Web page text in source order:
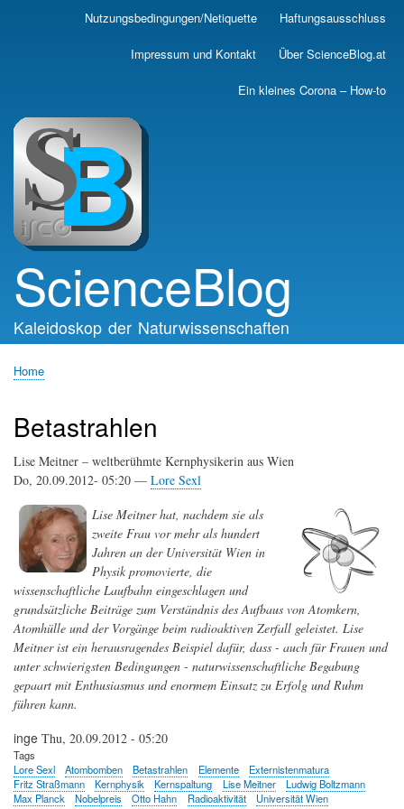
Skip
main
Nutzungsbedingungen/Netiquette Haftungsausschluss
Impressum und Kontakt Über ScienceBlog.at
Ein kleines Corona – How-to
ScienceBlog
Kaleidoskop der Naturwissenschaften
Home
Betastrahlen
Lise Meitner – weltberühmte Kernphysikerin aus Wien
Do, 20.09.2012- 05:20 — Lore Sexl
Lise Meitner hat, nachdem sie als
zweite Frau vor mehr als hundert
Jahren an der Universität Wien in
Physik promovierte, die
wissenschaftliche Laufbahn eingeschlagen und
grundsätzliche Beiträge zum Verständnis des Aufbaus von Atomkern,
Atomhülle und der Vorgänge beim radioaktiven Zerfall geleistet. Lise
Meitner ist ein herausragendes Beispiel dafür, dass - auch für Frauen und
unter schwierigsten Bedingungen - naturwissenschaftliche Begabung
gepaart mit Enthusiasmus und enormem Einsatz zu Erfolg und Ruhm
führen kann.
inge Thu, 20.09.2012 - 05:20
Tags
Lore Sexl
Atombomben Betastrahlen Elemente
Externistenmatura
Fritz Straßmann
Kernphysik Kernspaltung Lise Meitner
Ludwig Boltzmann
Max Planck
Nobelpreis Otto Hahn Radioaktivität
Universität Wien